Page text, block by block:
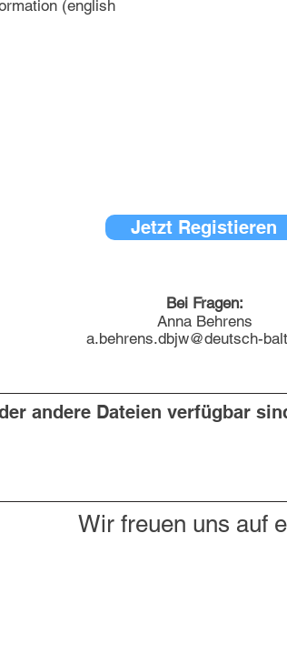
(english
Jetzt Registieren
Bei Fragen:
a.behrens.dbjw@deutsch-
Anna Behrens
andere Dateien verfügbar
Wir freuen uns auf